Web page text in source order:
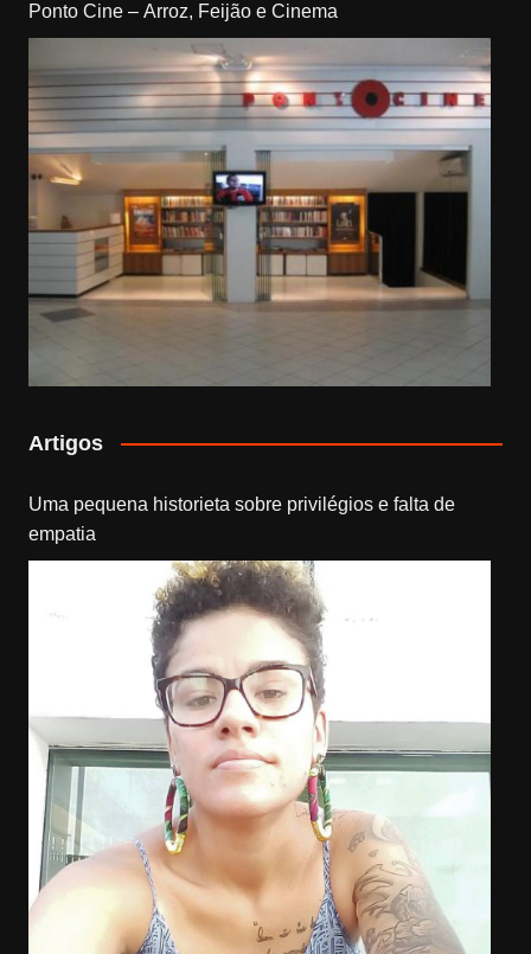
Ponto Cine – Arroz, Feijão e Cinema
Artigos
Uma pequena historieta sobre privilégios e falta de
empatia